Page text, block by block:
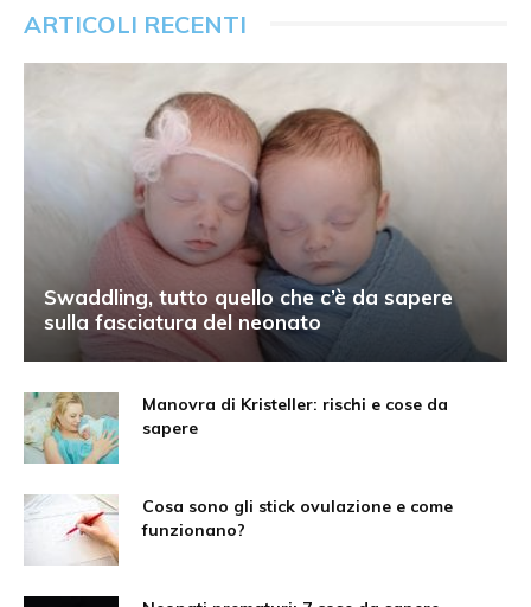
ARTICOLI RECENTI
Swaddling, tutto quello che c’è da sapere
sulla fasciatura del neonato
Manovra di Kristeller: rischi e cose da
sapere
Cosa sono gli stick ovulazione e come
funzionano?